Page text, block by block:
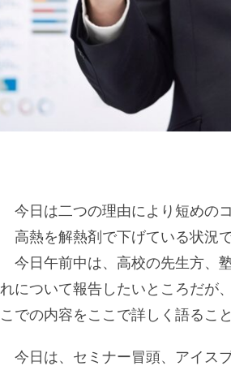
今日は二つの理由により短めのコ
高熱を解熱剤で下げている状況
今日午前中は、高校の先生方、
れについて報告したいところだが
こでの内容をここで詳しく語るこ
今日は、セミナー冒頭、アイス